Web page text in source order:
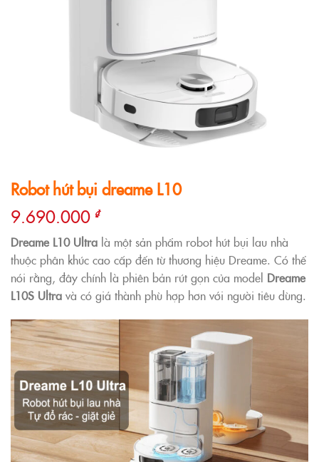
Robot hút bụi dreame L10
9.690.000 ₫
Dreame L10 Ultra là một sản phẩm robot hút bụi lau nhà
thuộc phân khúc cao cấp đến từ thương hiệu Dreame. Có thể
nói rằng, đây chính là phiên bản rút gọn của model Dreame
L10S Ultra và có giá thành phù hợp hơn với người tiêu dùng.